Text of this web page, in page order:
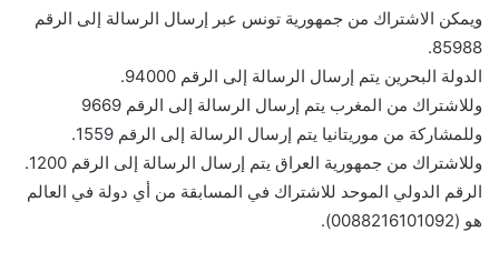
ويمكن الاشتراك من جمهورية تونس عبر إرسال الرسالة إلى الرقم
85988.
الدولة البحرين يتم إرسال الرسالة إلى الرقم 94000.
وللاشتراك من المغرب يتم إرسال الرسالة إلى الرقم 9669
وللمشاركة من موريتانيا يتم إرسال الرسالة إلى الرقم 1559.
وللاشتراك من جمهورية العراق يتم إرسال الرسالة إلى الرقم 1200.
الرقم الدولي الموحد للاشتراك في المسابقة من أي دولة في العالم
هو (0088216101092).